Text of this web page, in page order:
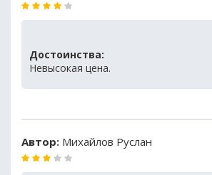
Достоинства:
Невысокая цена.
Автор: Михайлов Руслан